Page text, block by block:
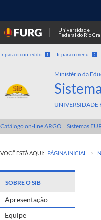
Universidade
Federal do Rio
Ir para o conteúdo 1 Ir para o menu 2
Ministério da
UNIVERSIDADE
Catálogo on-line ARGO Sistemas
VOCÊ ESTÁ AQUI: PÁGINA INICIAL >
SOBRE O SIB
Apresentação
Equipe